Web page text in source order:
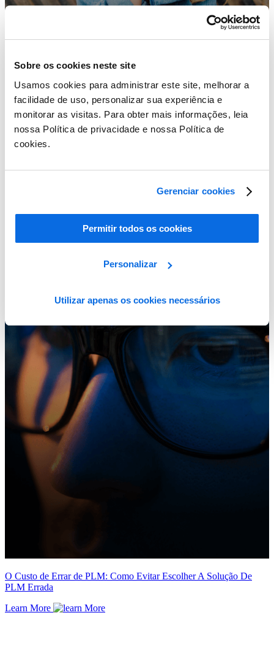
Sobre os cookies neste site
Usamos cookies para administrar este site, melhorar a
facilidade de uso, personalizar sua experiência e
monitorar as visitas. Para obter mais informações, leia
nossa Política de privacidade e nossa Política de
cookies.
Gerenciar cookies
Permitir todos os cookies
Personalizar
Utilizar apenas os cookies necessários
O Custo de Errar de PLM: Como Evitar Escolher A Solução De
PLM Errada
Learn More